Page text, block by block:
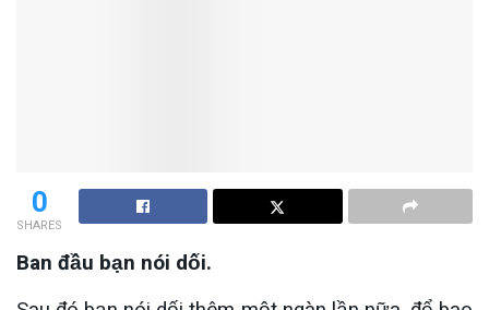
0
SHARES
Ban đầu bạn nói dối.